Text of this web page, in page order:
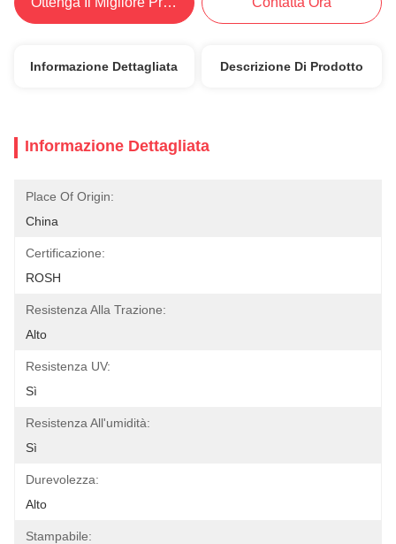
Informazione Dettagliata Descrizione Di Prodotto
Informazione Dettagliata
Place Of Origin:
China
Certificazione:
ROSH
Resistenza Alla Trazione:
Alto
Resistenza UV:
Sì
Resistenza All'umidità:
Sì
Durevolezza:
Alto
Stampabile: